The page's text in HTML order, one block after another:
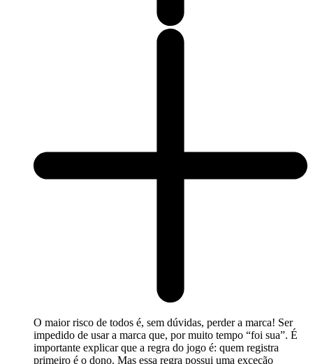
O maior risco de todos é, sem dúvidas, perder a marca! Ser
impedido de usar a marca que, por muito tempo “foi sua”. É
importante explicar que a regra do jogo é: quem registra
primeiro é o dono. Mas essa regra possui uma exceção